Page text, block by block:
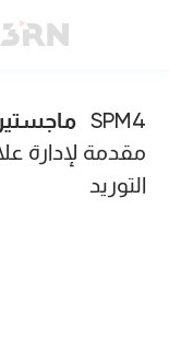
SPM4 ماجستير
مقدمة لإدارة
التوريد